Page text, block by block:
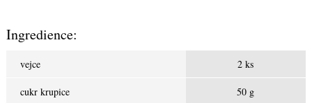
Ingredience:
vejce 2 ks
cukr krupice 50 g